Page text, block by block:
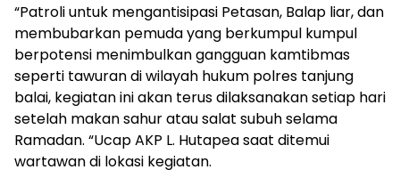
“Patroli untuk mengantisipasi Petasan, Balap liar, dan
membubarkan pemuda yang berkumpul kumpul
berpotensi menimbulkan gangguan kamtibmas
seperti tawuran di wilayah hukum polres tanjung
balai, kegiatan ini akan terus dilaksanakan setiap hari
setelah makan sahur atau salat subuh selama
Ramadan. “Ucap AKP L. Hutapea saat ditemui
wartawan di lokasi kegiatan.